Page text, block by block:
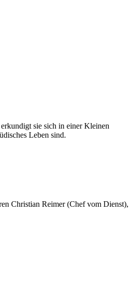
sie sich in einer Kleinen
Leben sind.
Christian Reimer (Chef vom Dienst),